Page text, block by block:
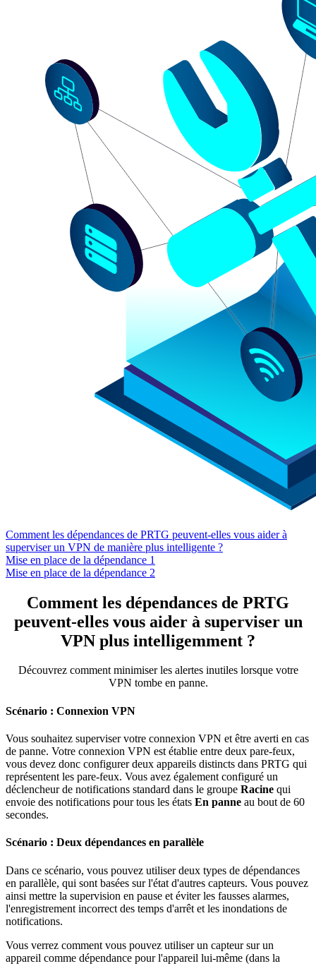
Comment les dépendances de PRTG peuvent-elles vous aider à
superviser un VPN de manière plus intelligente ?
Mise en place de la dépendance 1
Mise en place de la dépendance 2
Comment les dépendances de PRTG
peuvent-elles vous aider à superviser un
VPN plus intelligemment ?
Découvrez comment minimiser les alertes inutiles lorsque votre
VPN tombe en panne.
Scénario : Connexion VPN
Vous souhaitez superviser votre connexion VPN et être averti en cas
de panne. Votre connexion VPN est établie entre deux pare-feux,
vous devez donc configurer deux appareils distincts dans PRTG qui
représentent les pare-feux. Vous avez également configuré un
déclencheur de notifications standard dans le groupe Racine qui
envoie des notifications pour tous les états En panne au bout de 60
secondes.
Scénario : Deux dépendances en parallèle
Dans ce scénario, vous pouvez utiliser deux types de dépendances
en parallèle, qui sont basées sur l'état d'autres capteurs. Vous pouvez
ainsi mettre la supervision en pause et éviter les fausses alarmes,
l'enregistrement incorrect des temps d'arrêt et les inondations de
notifications.
Vous verrez comment vous pouvez utiliser un capteur sur un
appareil comme dépendance pour l'appareil lui-même (dans la